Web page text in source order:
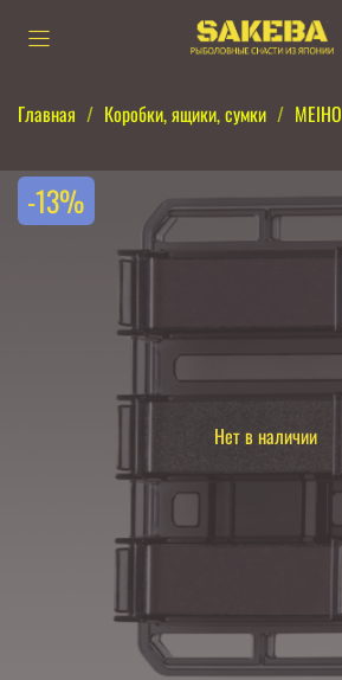
Главная Коробки, ящики, сумки MEIHO
Нет в наличии
-13%